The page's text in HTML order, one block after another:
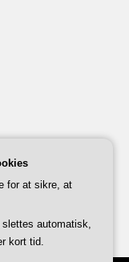
for at sikre, at
automatisk,
kort tid.